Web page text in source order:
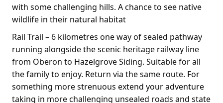
with some challenging hills. A chance to see native
wildlife in their natural habitat
Rail Trail – 6 kilometres one way of sealed pathway
running alongside the scenic heritage railway line
from Oberon to Hazelgrove Siding. Suitable for all
the family to enjoy. Return via the same route. For
something more strenuous extend your adventure
taking in more challenging unsealed roads and state